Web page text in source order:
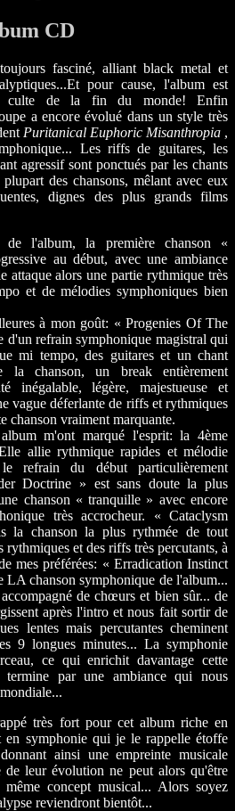
CD
fasciné, alliant black metal et
pour cause, l'album est
culte de la fin du monde! Enfin
a encore évolué dans un style très
Puritanical Euphoric Misanthropia ,
Les riffs de guitares, les
agressif sont ponctués par les chants
des chansons, mêlant avec eux
dignes des plus grands films
de l'album, la première chanson «
au début, avec une ambiance
attaque alors une partie rythmique très
et de mélodies symphoniques bien
à mon goût: « Progenies Of The
d'un refrain symphonique magistral qui
mi tempo, des guitares et un chant
chanson, un break entièrement
inégalable, légère, majestueuse et
vague déferlante de riffs et rythmiques
chanson vraiment marquante.
m'ont marqué l'esprit: la 4ème
allie rythmique rapides et mélodie
refrain du début particulièrement
Doctrine » est sans doute la plus
chanson « tranquille » avec encore
très accrocheur. « Cataclysm
la chanson la plus rythmée de tout
et des riffs très percutants, à
mes préférées: « Erradication Instinct
LA chanson symphonique de l'album...
de chœurs et bien sûr... de
après l'intro et nous fait sortir de
lentes mais percutantes cheminent
9 longues minutes... La symphonie
ce qui enrichit davantage cette
termine par une ambiance qui nous
très fort pour cet album riche en
symphonie qui je le rappelle étoffe
ainsi une empreinte musicale
leur évolution ne peut alors qu'être
concept musical... Alors soyez
reviendront bientôt...